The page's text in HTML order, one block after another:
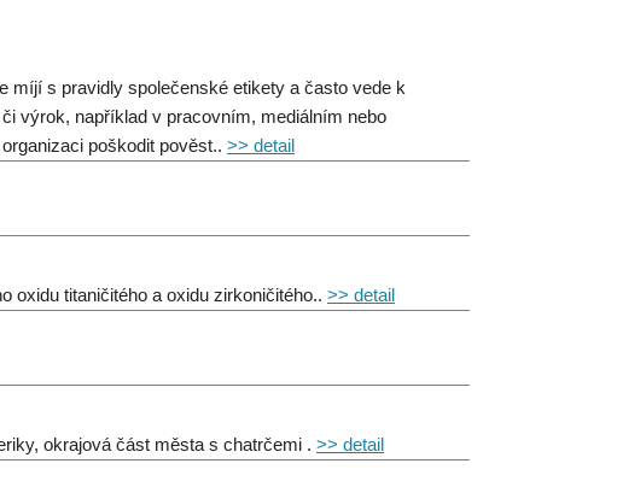
míjí s pravidly společenské etikety a často vede k
výrok, například v pracovním, mediálním nebo
poškodit pověst.. >> detail
oxidu titaničitého a oxidu zirkoničitého.. >> detail
okrajová část města s chatrčemi . >> detail